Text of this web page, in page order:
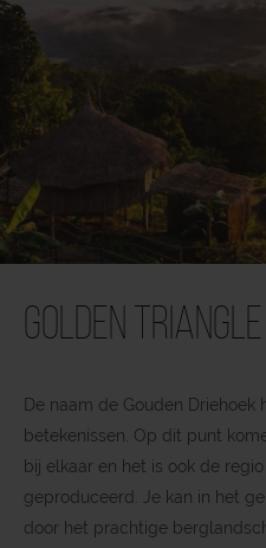
Golden Triangle
De naam de Gouden Driehoek
betekenissen. Op dit punt
bij elkaar en het is ook de
geproduceerd. Je kan in het
door het prachtige